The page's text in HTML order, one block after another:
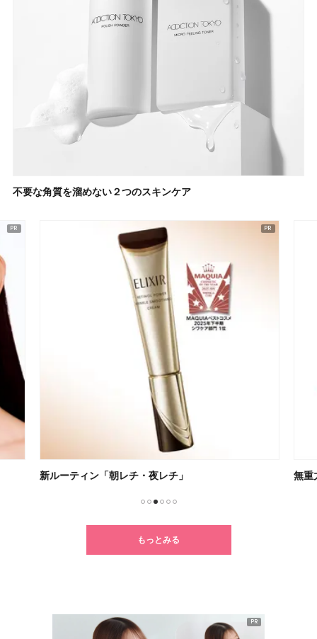
不要な角質を溜めない２つのスキンケア
新ルーティン「朝レチ・夜レチ」 無重
もっとみる
PR